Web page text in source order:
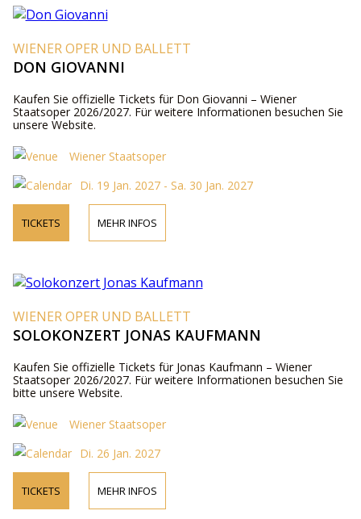
WIENER OPER UND BALLETT
DON GIOVANNI
Kaufen Sie offizielle Tickets für Don Giovanni – Wiener
Staatsoper 2026/2027. Für weitere Informationen besuchen Sie
unsere Website.
Wiener Staatsoper
Di. 19 Jan. 2027 - Sa. 30 Jan. 2027
TICKETS MEHR INFOS
WIENER OPER UND BALLETT
SOLOKONZERT JONAS KAUFMANN
Kaufen Sie offizielle Tickets für Jonas Kaufmann – Wiener
Staatsoper 2026/2027. Für weitere Informationen besuchen Sie
bitte unsere Website.
Wiener Staatsoper
Di. 26 Jan. 2027
TICKETS MEHR INFOS